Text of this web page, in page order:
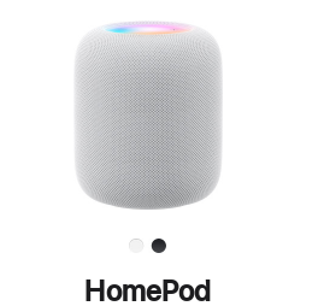
步
了
解
HomePod<
HomePod